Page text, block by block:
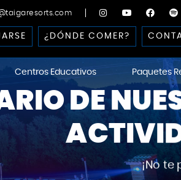
¿DÓNDE COMER?
Centros Educativos Paquetes
DE
¡No te